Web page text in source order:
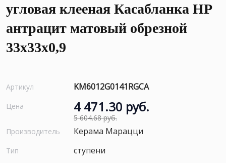
угловая клееная Касабланка HP
антрацит матовый обрезной
33x33x0,9
Артикул KM6012G0141RGCA
Цена 4 471.30 руб.
5 604.68 руб.
Производитель
Керама Марацци
Тип ступени